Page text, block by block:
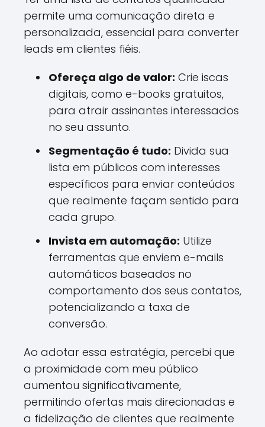
permite uma comunicação direta e
personalizada, essencial para converter
leads em clientes fiéis.
Ofereça algo de valor: Crie iscas
digitais, como e-books gratuitos,
para atrair assinantes interessados
no seu assunto.
Segmentação é tudo: Divida sua
lista em públicos com interesses
específicos para enviar conteúdos
que realmente façam sentido para
cada grupo.
Invista em automação: Utilize
ferramentas que enviem e-mails
automáticos baseados no
comportamento dos seus contatos,
potencializando a taxa de
conversão.
Ao adotar essa estratégia, percebi que
a proximidade com meu público
aumentou significativamente,
permitindo ofertas mais direcionadas e
a fidelização de clientes que realmente